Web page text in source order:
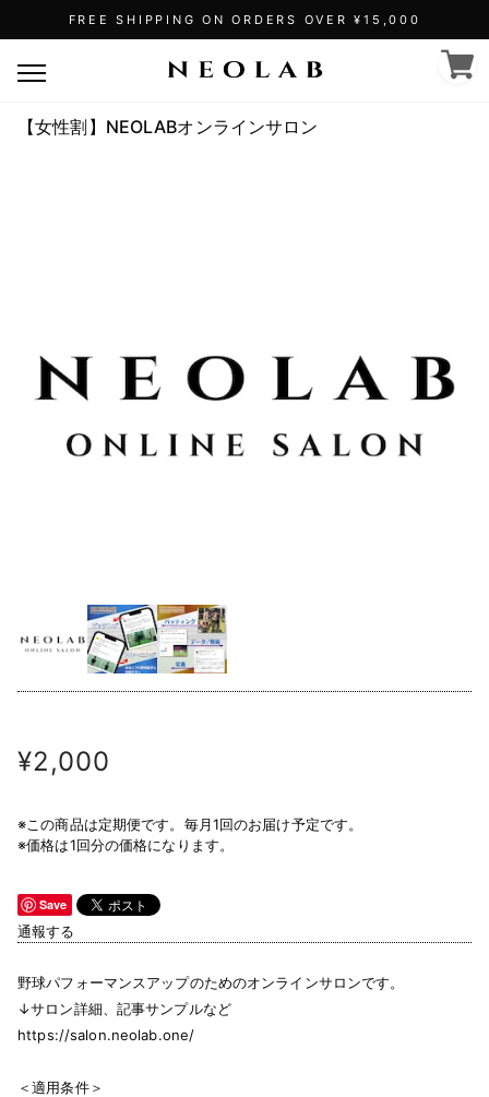
FREE SHIPPING ON ORDERS OVER ¥15,000
【女性割】NEOLABオンラインサロン
野球パフォーマンスアップのためのオンラインサロンです。
↓サロン詳細、記事サンプルなど
https://salon.neolab.one/
＜適用条件＞
¥2,000
※この商品は定期便です。毎月1回のお届け予定です。
※価格は1回分の価格になります。
Save
通報する